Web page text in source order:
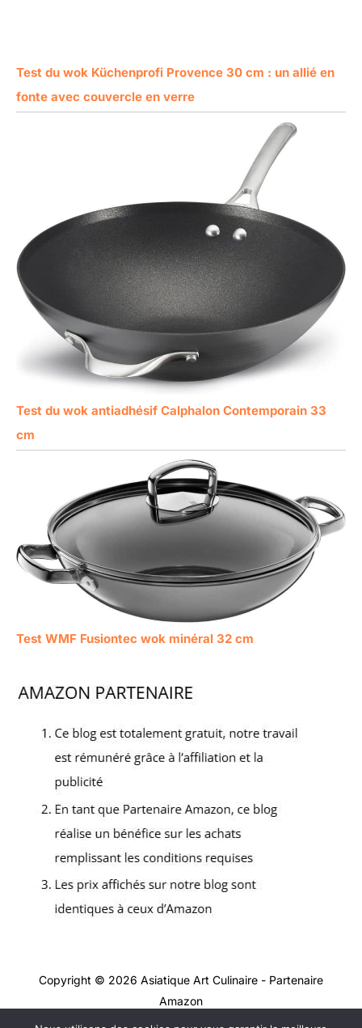
Test du wok Küchenprofi Provence 30 cm : un allié en
fonte avec couvercle en verre
Test du wok antiadhésif Calphalon Contemporain 33
cm
Test WMF Fusiontec wok minéral 32 cm
Copyright © 2026 Asiatique Art Culinaire - Partenaire
Amazon